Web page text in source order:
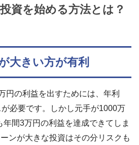
資を始める方法とは？
大きい方が有利
円の利益を出すためには、年利
必要です。しかし元手が1000万
年間3万円の利益を達成できてしま
ンが大きな投資はその分リスクも